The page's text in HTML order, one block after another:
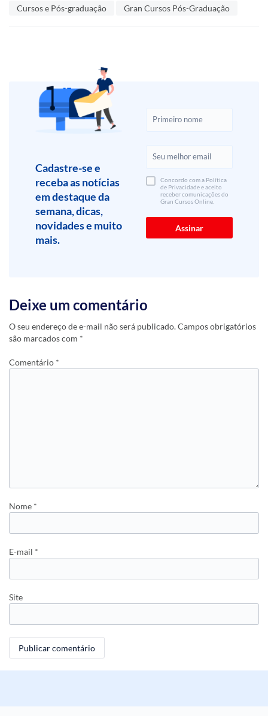
Cursos e Pós-graduação Gran Cursos Pós-Graduação
Cadastre-se e
receba as notícias
em destaque da
semana, dicas,
novidades e muito
mais.
Concordo com a Política
de Privacidade e aceito
receber comunicações do
Gran Cursos Online.
Deixe um comentário
O seu endereço de e-mail não será publicado.Campos obrigatórios
são marcados com *
Comentário *
Nome *
E-mail *
Site